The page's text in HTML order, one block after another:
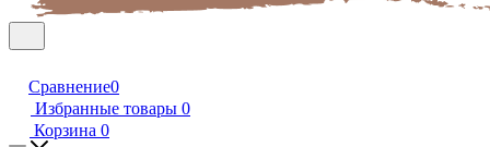
Сравнение0
Избранные товары 0
Корзина 0